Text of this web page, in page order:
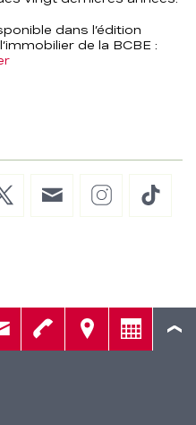
dans l’édition
de la BCBE :
Twitter
E-
Instagram